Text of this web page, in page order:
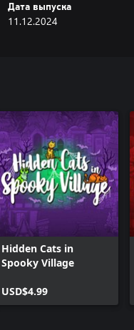
Дата выпуска
11.12.2024
Hidden Cats in
Spooky Village
USD$4.99